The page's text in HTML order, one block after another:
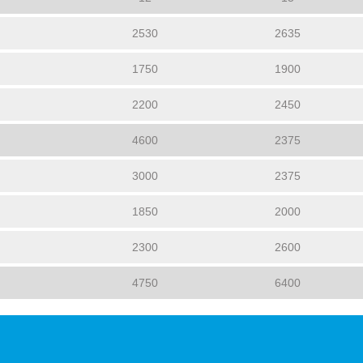
2530 2635
1750 1900
2200 2450
4600 2375
3000 2375
1850 2000
2300 2600
4750 6400